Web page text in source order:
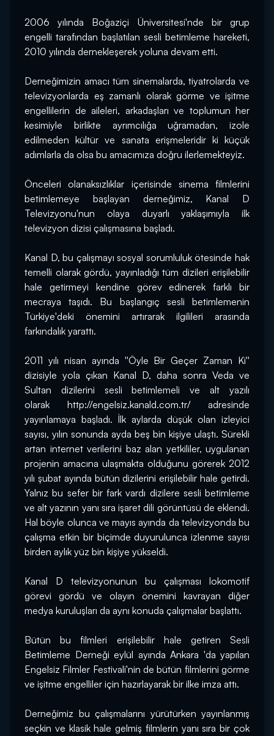
2006 yılında Boğaziçi Üniversitesi'nde bir grup
engelli tarafından başlatılan sesli betimleme hareketi,
2010 yılında dernekleşerek yoluna devam etti.
Derneğimizin amacı tüm sinemalarda, tiyatrolarda ve
televizyonlarda eş zamanlı olarak görme ve işitme
engellilerin de aileleri, arkadaşları ve toplumun her
kesimiyle birlikte ayrımcılığa uğramadan, izole
edilmeden kültür ve sanata erişmeleridir ki küçük
adımlarla da olsa bu amacımıza doğru ilerlemekteyiz.
Önceleri olanaksızlıklar içerisinde sinema filmlerini
betimlemeye başlayan derneğimiz, Kanal D
Televizyonu'nun olaya duyarlı yaklaşımıyla ilk
televizyon dizisi çalışmasına başladı.
Kanal D, bu çalışmayı sosyal sorumluluk ötesinde hak
temelli olarak gördü, yayınladığı tüm dizileri erişilebilir
hale getirmeyi kendine görev edinerek farklı bir
mecraya taşıdı. Bu başlangıç sesli betimlemenin
Türkiye'deki önemini artırarak ilgilileri arasında
farkındalık yarattı.
2011 yılı nisan ayında ''Öyle Bir Geçer Zaman Ki''
dizisiyle yola çıkan Kanal D, daha sonra Veda ve
Sultan dizilerini sesli betimlemeli ve alt yazılı
olarak http://engelsiz.kanald.com.tr/ adresinde
yayınlamaya başladı. İlk aylarda düşük olan izleyici
sayısı, yılın sonunda ayda beş bin kişiye ulaştı. Sürekli
artan internet verilerini baz alan yetkililer, uygulanan
projenin amacına ulaşmakta olduğunu görerek 2012
yılı şubat ayında bütün dizilerini erişilebilir hale getirdi.
Yalnız bu sefer bir fark vardı dizilere sesli betimleme
ve alt yazının yanı sıra işaret dili görüntüsü de eklendi.
Hal böyle olunca ve mayıs ayında da televizyonda bu
çalışma etkin bir biçimde duyurulunca izlenme sayısı
birden aylık yüz bin kişiye yükseldi.
Kanal D televizyonunun bu çalışması lokomotif
görevi gördü ve olayın önemini kavrayan diğer
medya kuruluşları da aynı konuda çalışmalar başlattı.
Bütün bu filmleri erişilebilir hale getiren Sesli
Betimleme Derneği eylül ayında Ankara 'da yapılan
Engelsiz Filmler Festivali'nin de bütün filmlerini görme
ve işitme engelliler için hazırlayarak bir ilke imza attı.
Derneğimiz bu çalışmalarını yürütürken yayınlanmış
seçkin ve klasik hale gelmiş filmlerin yanı sıra bir çok